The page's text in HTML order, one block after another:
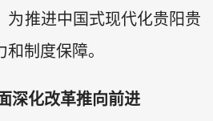
为推进中国式现代化贵阳贵
制度保障。
深化改革推向前进